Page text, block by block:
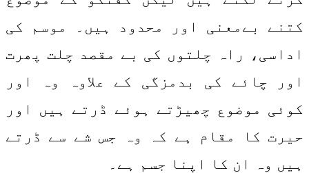
کتنے بےمعنی اور محدود ہیں۔ موسم کی
اداسی، راہ چلتوں کی بے مقصد چلت پھرت
اور چائے کی بدمزگی کے علاوہ وہ اور
کوئی موضوع چھیڑتے ہوئے ڈرتے ہیں اور
حیرت کا مقام ہے کہ وہ جس شے سے ڈرتے
ہیں وہ ان کا اپنا جسم ہے۔